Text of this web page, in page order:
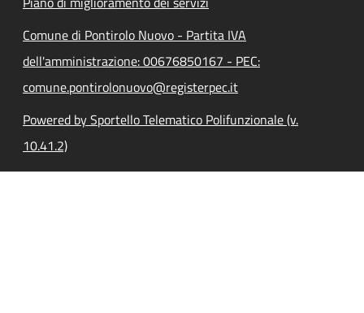
Comune di Pontirolo Nuovo - Partita IVA
dell'amministrazione: 00676850167 - PEC:
comune.pontirolonuovo@registerpec.it
Powered by Sportello Telematico Polifunzionale (v.
10.41.2)